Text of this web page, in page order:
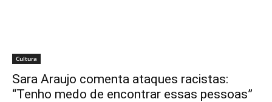
Cultura
Sara Araujo comenta ataques racistas:
“Tenho medo de encontrar essas pessoas”